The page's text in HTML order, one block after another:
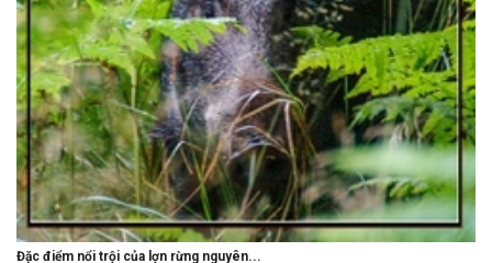
Đặc điểm nổi trội của lợn rừng nguyên...